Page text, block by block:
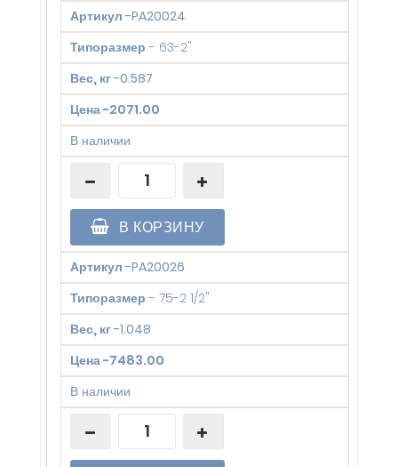
Артикул -PA20024
Типоразмер - 63-2"
Вес, кг-0.587
Цена-2071.00
В наличии
В КОРЗИНУ
Артикул -PA20026
Типоразмер - 75-2 1/2"
Вес, кг-1.048
Цена-7483.00
В наличии